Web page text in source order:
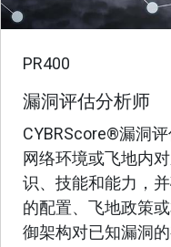
PR400
漏洞评估分析师
CYBRScore®漏洞
网络环境或飞地内
识、技能和能力，
的配置、飞地政策
御架构对已知漏洞的